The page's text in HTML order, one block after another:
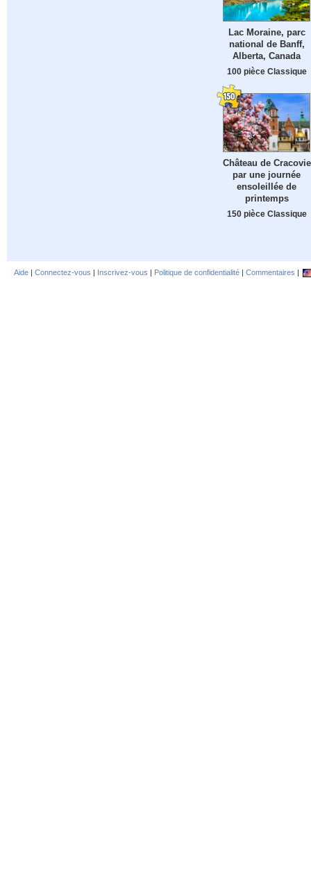
Lac Moraine, parc
national de Banff,
Alberta, Canada
100 pièce Classique
Château de Cracovie
par une journée
ensoleillée de
printemps
150 pièce Classique
Aide | Connectez-vous | Inscrivez-vous | Politique de confidentialité | Commentaires |